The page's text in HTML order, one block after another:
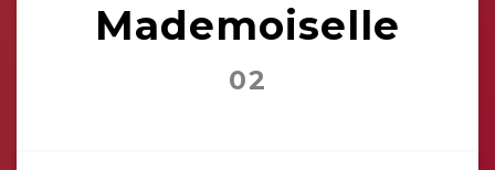
Mademoiselle
02